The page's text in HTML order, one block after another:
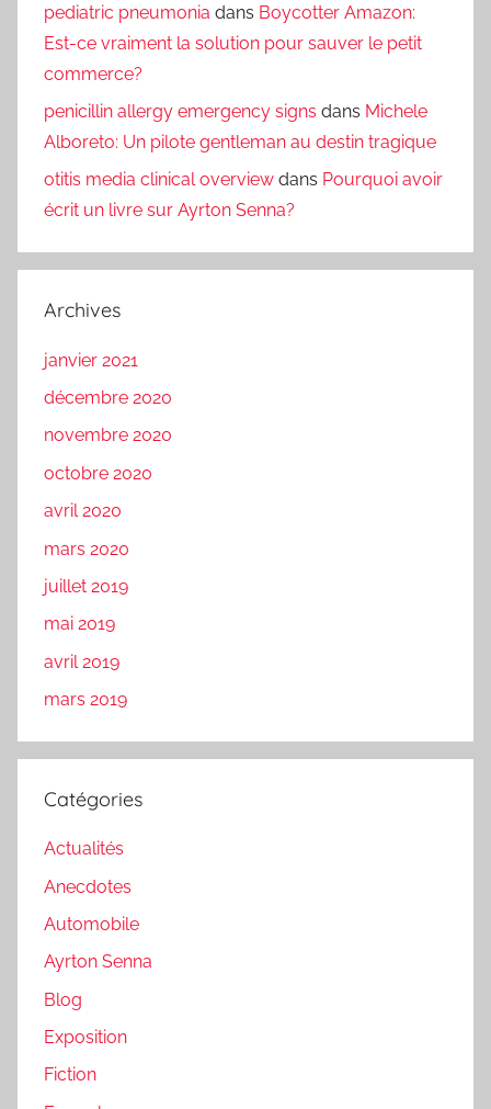
pediatric pneumonia dans Boycotter Amazon:
Est-ce vraiment la solution pour sauver le petit
commerce?
penicillin allergy emergency signs dans Michele
Alboreto: Un pilote gentleman au destin tragique
otitis media clinical overview dans Pourquoi avoir
écrit un livre sur Ayrton Senna?
Archives
janvier 2021
décembre 2020
novembre 2020
octobre 2020
avril 2020
mars 2020
juillet 2019
mai 2019
avril 2019
mars 2019
Catégories
Actualités
Anecdotes
Automobile
Ayrton Senna
Blog
Exposition
Fiction